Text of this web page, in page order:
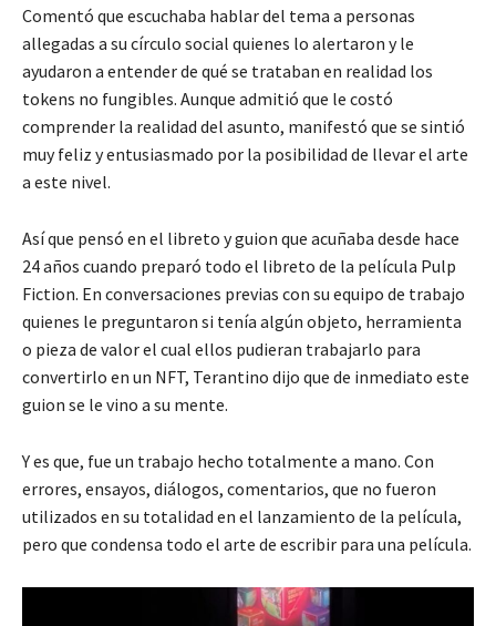
Comentó que escuchaba hablar del tema a personas
allegadas a su círculo social quienes lo alertaron y le
ayudaron a entender de qué se trataban en realidad los
tokens no fungibles. Aunque admitió que le costó
comprender la realidad del asunto, manifestó que se sintió
muy feliz y entusiasmado por la posibilidad de llevar el arte
a este nivel.
Así que pensó en el libreto y guion que acuñaba desde hace
24 años cuando preparó todo el libreto de la película Pulp
Fiction. En conversaciones previas con su equipo de trabajo
quienes le preguntaron si tenía algún objeto, herramienta
o pieza de valor el cual ellos pudieran trabajarlo para
convertirlo en un NFT, Terantino dijo que de inmediato este
guion se le vino a su mente.
Y es que, fue un trabajo hecho totalmente a mano. Con
errores, ensayos, diálogos, comentarios, que no fueron
utilizados en su totalidad en el lanzamiento de la película,
pero que condensa todo el arte de escribir para una película.